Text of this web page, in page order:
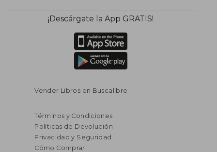
¡Descárgate la App GRATIS!
Vender Libros en Buscalibre
Términos y Condiciones
Políticas de Devolución
Privacidad y Seguridad
Cómo Comprar